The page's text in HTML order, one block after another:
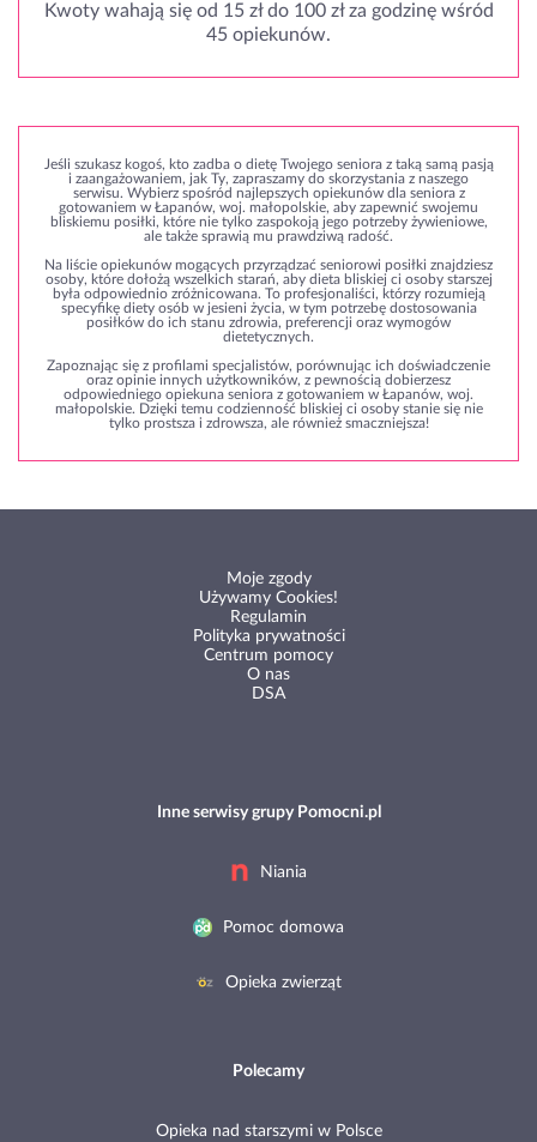
Kwoty wahają się od 15 zł do 100 zł za godzinę wśród
45 opiekunów.
Jeśli szukasz kogoś, kto zadba o dietę Twojego seniora z taką samą pasją
i zaangażowaniem, jak Ty, zapraszamy do skorzystania z naszego
serwisu. Wybierz spośród najlepszych opiekunów dla seniora z
gotowaniem w Łapanów, woj. małopolskie, aby zapewnić swojemu
bliskiemu posiłki, które nie tylko zaspokoją jego potrzeby żywieniowe,
ale także sprawią mu prawdziwą radość.
Na liście opiekunów mogących przyrządzać seniorowi posiłki znajdziesz
osoby, które dołożą wszelkich starań, aby dieta bliskiej ci osoby starszej
była odpowiednio zróżnicowana. To profesjonaliści, którzy rozumieją
specyfikę diety osób w jesieni życia, w tym potrzebę dostosowania
posiłków do ich stanu zdrowia, preferencji oraz wymogów
dietetycznych.
Zapoznając się z profilami specjalistów, porównując ich doświadczenie
oraz opinie innych użytkowników, z pewnością dobierzesz
odpowiedniego opiekuna seniora z gotowaniem w Łapanów, woj.
małopolskie. Dzięki temu codzienność bliskiej ci osoby stanie się nie
tylko prostsza i zdrowsza, ale również smaczniejsza!
Moje zgody
Używamy Cookies!
Regulamin
Polityka prywatności
Centrum pomocy
O nas
DSA
Inne serwisy grupy Pomocni.pl
Niania
Pomoc domowa
Opieka zwierząt
Polecamy
Opieka nad starszymi w Polsce